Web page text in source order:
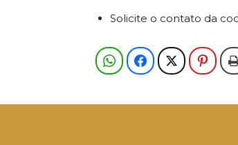
Solicite o contato da